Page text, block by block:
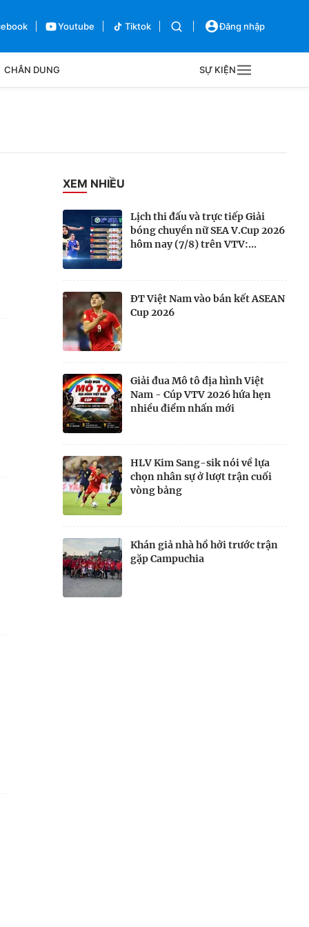
Youtube Tiktok Đăng nhập
CHÂN DUNG SỰ KIỆN
XEM NHIỀU
Lịch thi đấu và trực tiếp Giải
bóng chuyền nữ SEA V.Cup 2026
hôm nay (7/8) trên VTV:...
ĐT Việt Nam vào bán kết ASEAN
Cup 2026
Giải đua Mô tô địa hình Việt
Nam - Cúp VTV 2026 hứa hẹn
nhiều điểm nhấn mới
HLV Kim Sang-sik nói về lựa
chọn nhân sự ở lượt trận cuối
vòng bảng
Khán giả nhà hồ hởi trước trận
gặp Campuchia